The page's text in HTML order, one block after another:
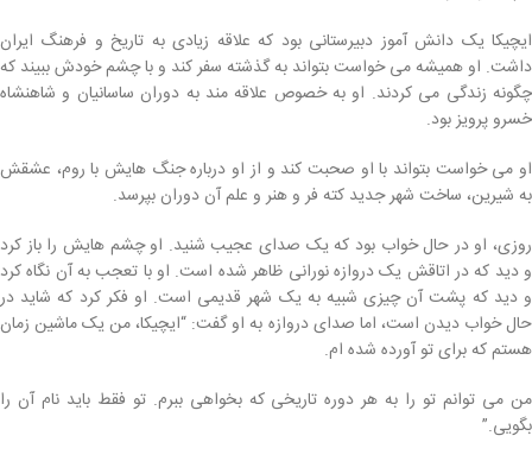
ایچیکا یک دانش آموز دبیرستانی بود که علاقه زیادی به تاریخ و فرهنگ ایران
داشت. او همیشه می خواست بتواند به گذشته سفر کند و با چشم خودش ببیند که
چگونه زندگی می کردند. او به خصوص علاقه مند به دوران ساسانیان و شاهنشاه
خسرو پرویز بود.
او می خواست بتواند با او صحبت کند و از او درباره جنگ هایش با روم، عشقش
به شیرین، ساخت شهر جدید کته فر و هنر و علم آن دوران بپرسد.
روزی، او در حال خواب بود که یک صدای عجیب شنید. او چشم هایش را باز کرد
و دید که در اتاقش یک دروازه نورانی ظاهر شده است. او با تعجب به آن نگاه کرد
و دید که پشت آن چیزی شبیه به یک شهر قدیمی است. او فکر کرد که شاید در
حال خواب دیدن است، اما صدای دروازه به او گفت: “ایچیکا، من یک ماشین زمان
هستم که برای تو آورده شده ام.
من می توانم تو را به هر دوره تاریخی که بخواهی ببرم. تو فقط باید نام آن را
بگویی.”